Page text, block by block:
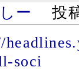
ー
投
soci